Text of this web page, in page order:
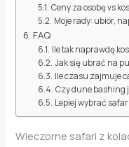
Ceny za osobę vs
Moje rady: ubiór,
FAQ
Ile tak naprawdę
Jak się ubrać na
Ile czasu zajmuje
Czy dune bashing
Lepiej wybrać
Wieczorne safari z